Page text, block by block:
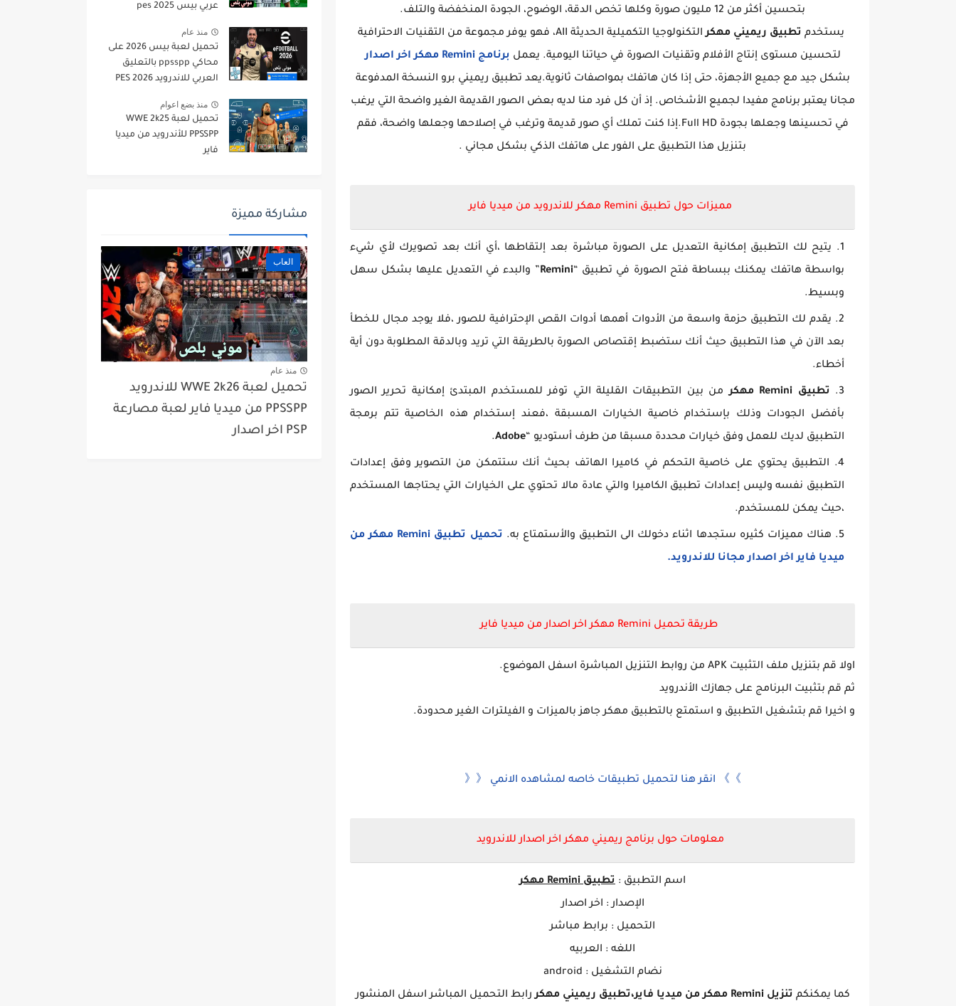
بتحسين أكثر من 12 مليون صورة وكلها تخص الدقة، الوضوح، الجودة المنخفضة والتلف.
يستخدم تطبيق ريميني مهكر
التكنولوجيا التكميلية الحديثة AII، فهو يوفر مجموعة من التقنيات الاحترافية
لتحسين مستوى إنتاج الأفلام وتقنيات الصورة في حياتنا اليومية. يعمل برنامج Remini مهكر اخر اصدار
بشكل جيد مع جميع الأجهزة، حتى إذا كان هاتفك بمواصفات ثانوية.يعد تطبيق ريميني برو النسخة المدفوعة
مجانا يعتبر برنامج مفيدا لجميع الأشخاص. إذ أن كل فرد منا لديه بعض الصور القديمة الغير واضحة التي يرغب
في تحسينها وجعلها بجودة Full HD.إذا كنت تملك أي صور قديمة وترغب في إصلاحها وجعلها واضحة، فقم
بتنزيل هذا التطبيق على الفور على هاتفك الذكي بشكل مجاني .
مميزات حول تطبيق Remini مهكر للاندرويد من ميديا فاير
يتيح لك التطبيق إمكانية التعديل على الصورة مباشرة بعد إلتقاطها ،أي أنك بعد تصويرك لأي شيء
بواسطة هاتفك يمكنك ببساطة فتح الصورة في تطبيق “Remini” والبدء في التعديل عليها بشكل سهل
وبسيط.
يقدم لك التطبيق حزمة واسعة من الأدوات أهمها أدوات القص الإحترافية للصور ،فلا يوجد مجال للخطأ
بعد الآن في هذا التطبيق حيث أنك ستضبط إقتصاص الصورة بالطريقة التي تريد وبالدقة المطلوبة دون أية
أخطاء.
تطبيق Remini مهكر من بين التطبيقات القليلة التي توفر للمستخدم المبتدئ إمكانية تحرير الصور
بأفضل الجودات وذلك بإستخدام خاصية الخيارات المسبقة ،فعند إستخدام هذه الخاصية تتم برمجة
التطبيق لديك للعمل وفق خيارات محددة مسبقا من طرف أستوديو “Adobe
.
التطبيق يحتوي على خاصية التحكم في كاميرا الهاتف بحيث أنك ستتمكن من التصوير وفق إعدادات
التطبيق نفسه وليس إعدادات تطبيق الكاميرا والتي عادة مالا تحتوي على الخيارات التي يحتاجها المستخدم
،حيث يمكن للمستخدم.
هناك مميزات كثيره ستجدها اثناء دخولك الى التطبيق والأستمتاع به. تحميل تطبيق Remini مهكرمن
ميديا فاير اخر اصدار مجانا للاندرويد.
طريقة تحميل Remini مهكر اخر اصدار من ميديا فاير
اولا قم بتنزيل ملف التثبيت APK من روابط التنزيل المباشرة اسفل الموضوع.
ثم قم بتثبيت البرنامج على جهازك الأندرويد
و اخيرا قم بتشغيل التطبيق و استمتع بالتطبيق مهكر جاهز بالميزات و الفيلترات الغير محدودة.
》》 انقر هنا لتحميل تطبيقات خاصه لمشاهده الانمي 《《
معلومات حول برنامج ريميني مهكر اخر اصدار للاندرويد
اسم التطبيق : تطبيقRemini مهكر
الإصدار : اخر اصدار
التحميل : برابط مباشر
اللغه : العربيه
نضام التشغيل : android
كما يمكنكم تنزيل Remini مهكرمن ميديا فاير،تطبيق ريميني مهكر رابط التحميل المباشر اسفل المنشور
عربي بيس pes 2025
منذ عام
تحميل لعبة بيس 2026 على
محاكي ppsspp بالتعليق
العربي للاندرويد PES 2026
صغير من ميديا فاير
منذ بضع اعوام
تحميل لعبة WWE 2k25
PPSSPP للأندرويد من ميديا
فاير
مشاركة مميزة
العاب
منذ عام
تحميل لعبة WWE 2k26 للاندرويد
PPSSPP من ميديا فاير لعبة مصارعة
PSP اخر اصدار